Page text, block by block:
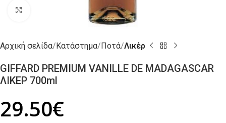
Αρχική σελίδα Κατάστημα Ποτά Λικέρ
GIFFARD PREMIUM VANILLE DE MADAGASCAR
ΛΙΚΕΡ 700ml
29.50€